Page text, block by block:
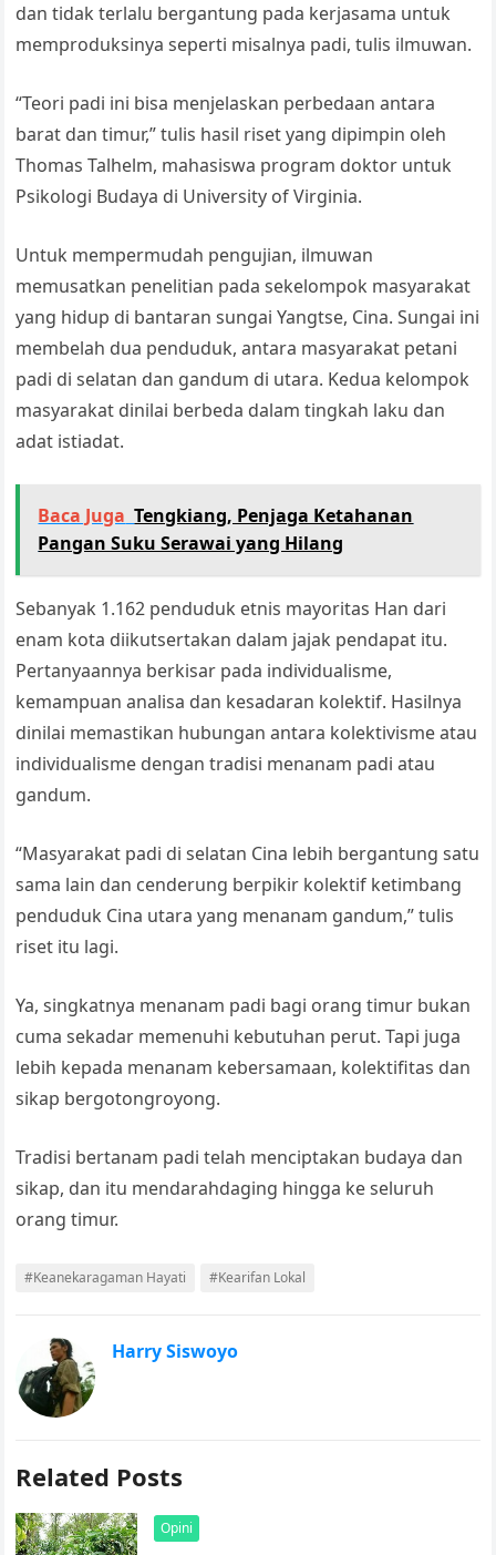
dan tidak terlalu bergantung pada kerjasama untuk
memproduksinya seperti misalnya padi, tulis ilmuwan.
“Teori padi ini bisa menjelaskan perbedaan antara
barat dan timur,” tulis hasil riset yang dipimpin oleh
Thomas Talhelm, mahasiswa program doktor untuk
Psikologi Budaya di University of Virginia.
Untuk mempermudah pengujian, ilmuwan
memusatkan penelitian pada sekelompok masyarakat
yang hidup di bantaran sungai Yangtse, Cina. Sungai ini
membelah dua penduduk, antara masyarakat petani
padi di selatan dan gandum di utara. Kedua kelompok
masyarakat dinilai berbeda dalam tingkah laku dan
adat istiadat.
Baca Juga Tengkiang, Penjaga Ketahanan
Pangan Suku Serawai yang Hilang
Sebanyak 1.162 penduduk etnis mayoritas Han dari
enam kota diikutsertakan dalam jajak pendapat itu.
Pertanyaannya berkisar pada individualisme,
kemampuan analisa dan kesadaran kolektif. Hasilnya
dinilai memastikan hubungan antara kolektivisme atau
individualisme dengan tradisi menanam padi atau
gandum.
“Masyarakat padi di selatan Cina lebih bergantung satu
sama lain dan cenderung berpikir kolektif ketimbang
penduduk Cina utara yang menanam gandum,” tulis
riset itu lagi.
Ya, singkatnya menanam padi bagi orang timur bukan
cuma sekadar memenuhi kebutuhan perut. Tapi juga
lebih kepada menanam kebersamaan, kolektifitas dan
sikap bergotongroyong.
Tradisi bertanam padi telah menciptakan budaya dan
sikap, dan itu mendarahdaging hingga ke seluruh
orang timur.
#Keanekaragaman Hayati #Kearifan Lokal
Harry Siswoyo
Related Posts
Opini